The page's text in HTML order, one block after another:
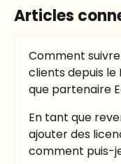
Articles
Comment
clients depuis
que partenaire
En tant que
ajouter des
comment puis-